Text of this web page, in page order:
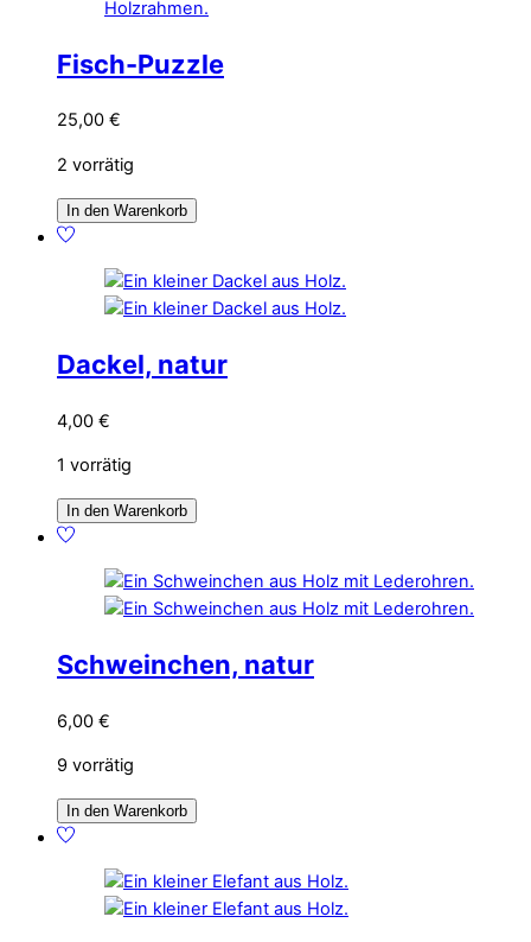
Fisch-Puzzle
25,00 €
2 vorrätig
In den Warenkorb
Dackel, natur
4,00 €
1 vorrätig
In den Warenkorb
Schweinchen, natur
6,00 €
9 vorrätig
In den Warenkorb